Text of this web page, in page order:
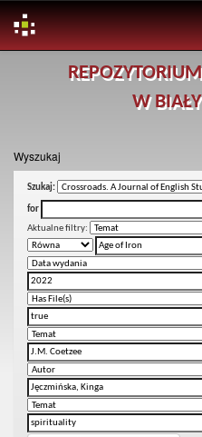
W
Wyszukaj
Szukaj:
for
Aktualne filtry: